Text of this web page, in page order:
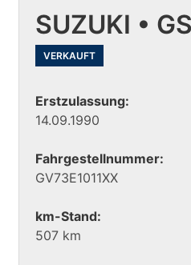
SUZUKI •
VERKAUFT
Erstzulassung:
14.09.1990
Fahrgestellnummer:
GV73E1011XX
km-Stand:
507 km